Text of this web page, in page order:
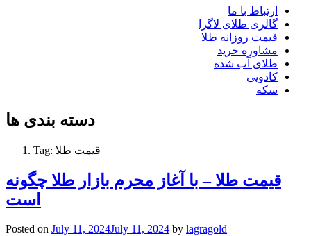
ارتباط با ما
گالری طلای لاگرا
قیمت روزانه طلا
مشاوره خرید
طلای آب شده
کادویی
سکه
دسته بندی ها
Tag: قیمت طلا
قیمت طلا – با آغاز محرم بازار طلا چگونه
است
Posted on July 11, 2024July 11, 2024 by lagragold